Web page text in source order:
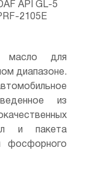
API GL-5
2105E
масло для
диапазоне.
из
и пакета
фосфорного